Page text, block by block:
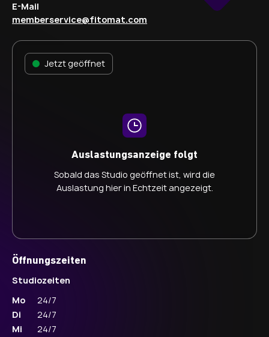
Jetzt geöffnet
Auslastungsanzeige folgt
Sobald das Studio geöffnet ist, wird die
Auslastung hier in Echtzeit angezeigt.
E-Mail
memberservice@fitomat.com
Öffnungszeiten
Studiozeiten
Mo
24/7
Di
24/7
Mi
24/7